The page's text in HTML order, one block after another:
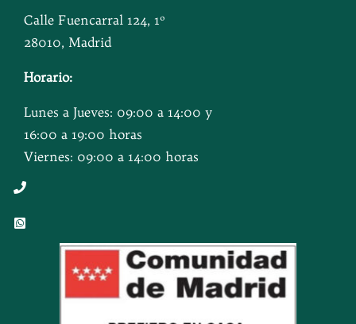
Calle Fuencarral 124, 1º
28010, Madrid
Horario:
Lunes a Jueves: 09:00 a 14:00 y
16:00 a 19:00 horas
Viernes: 09:00 a 14:00 horas
Button
Button